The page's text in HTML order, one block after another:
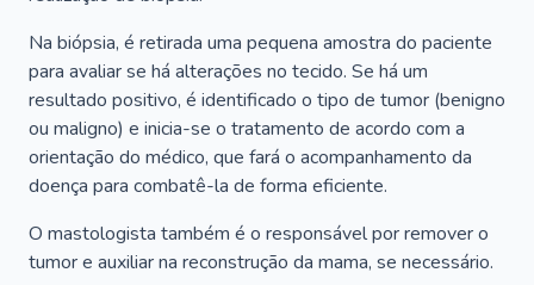
Na biópsia, é retirada uma pequena amostra do paciente
para avaliar se há alterações no tecido. Se há um
resultado positivo, é identificado o tipo de tumor (benigno
ou maligno) e inicia-se o tratamento de acordo com a
orientação do médico, que fará o acompanhamento da
doença para combatê-la de forma eficiente.
O mastologista também é o responsável por remover o
tumor e auxiliar na reconstrução da mama, se necessário.